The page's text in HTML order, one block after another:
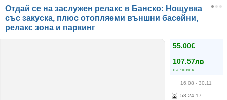
Отдай се на заслужен релакс в Банско: Нощувка
със закуска, плюс отопляеми външни басейни,
релакс зона и паркинг
55.00€
107.57лв
на човек
16.08 - 30.11
53:24:17